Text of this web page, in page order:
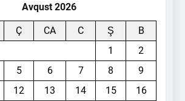
Avqust 2026
Ç CA C Ş
B
1
2
5 6 7 8
9
12 13 14 15
16